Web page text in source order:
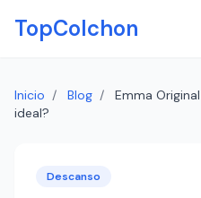
TopColchon
Inicio / Blog /
Emma
ideal?
Descanso